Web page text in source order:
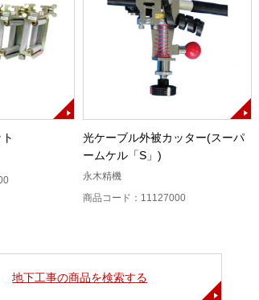
光ケーブル外被カッター(スーパ
ームケル「S」)
永木精機
商品コード：11127000
地下工事の商品を検索する